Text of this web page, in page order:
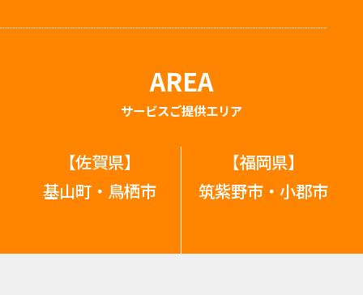
AREA
サービスご提供エリア
【佐賀県】
基山町・鳥栖市
【福岡県】
筑紫野市・小郡市